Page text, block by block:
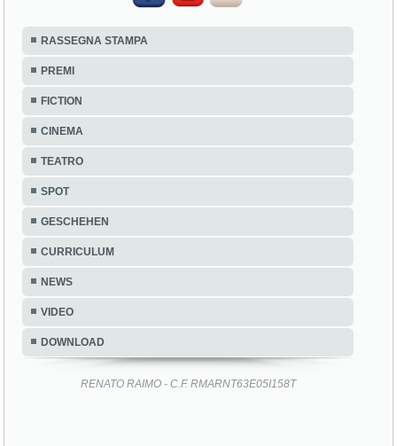
RASSEGNA STAMPA
PREMI
FICTION
CINEMA
TEATRO
SPOT
GESCHEHEN
CURRICULUM
NEWS
VIDEO
DOWNLOAD
RENATO RAIMO - C.F. RMARNT63E05I158T